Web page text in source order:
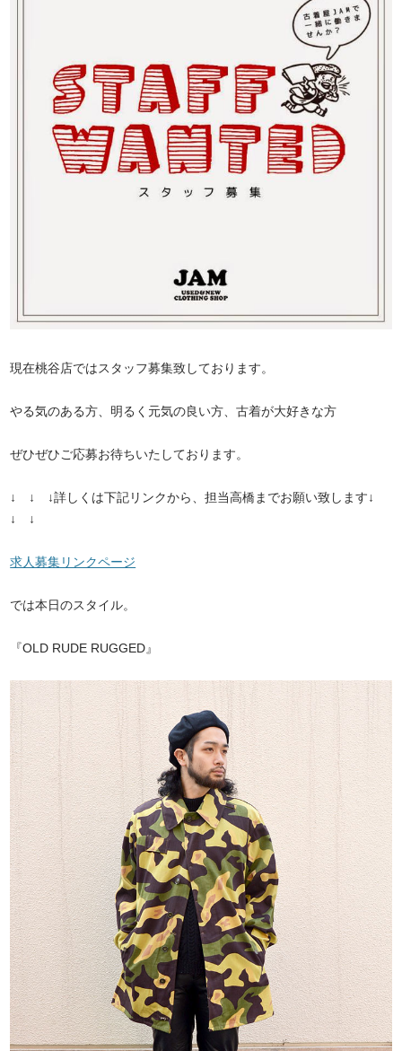
現在桃谷店ではスタッフ募集致しております。
やる気のある方、明るく元気の良い方、古着が大好きな方
ぜひぜひご応募お待ちいたしております。
↓ ↓ ↓詳しくは下記リンクから、担当高橋までお願い致します↓
↓ ↓
求人募集リンクページ
では本日のスタイル。
『OLD RUDE RUGGED』